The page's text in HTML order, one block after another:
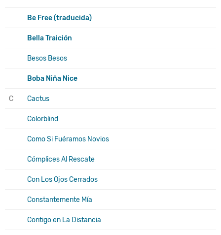
Be Free (traducida)
Bella Traición
Besos Besos
Boba Niña Nice
C Cactus
Colorblind
Como Si Fuéramos Novios
Cómplices Al Rescate
Con Los Ojos Cerrados
Constantemente Mía
Contigo en La Distancia